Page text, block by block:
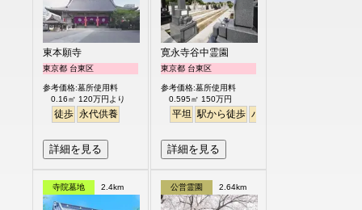
東本願寺
東京都 台東区
参考価格:墓所使用料
0.16㎡ 120万円より
徒歩 永代供養
詳細を見る
寛永寺谷中霊園
東京都 台東区
参考価格:墓所使用料
0.595㎡ 150万円
平坦 駅から徒歩 バリアフリー
詳細を見る
寺院墓地 2.4km 公営霊園 2.64km